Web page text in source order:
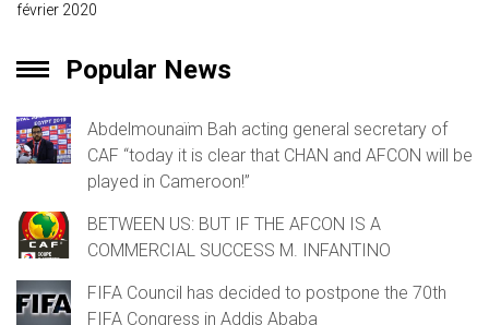
février 2020
Popular News
Abdelmounaïm Bah acting general secretary of
CAF “today it is clear that CHAN and AFCON will be
played in Cameroon!”
BETWEEN US: BUT IF THE AFCON IS A
COMMERCIAL SUCCESS M. INFANTINO
FIFA Council has decided to postpone the 70th
FIFA Congress in Addis Ababa